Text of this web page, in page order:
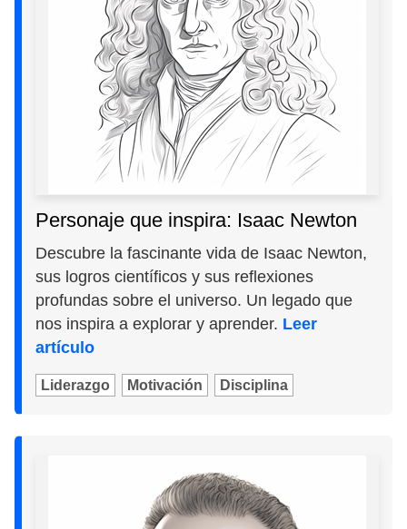
Personaje que inspira: Isaac Newton
Descubre la fascinante vida de Isaac Newton,
sus logros científicos y sus reflexiones
profundas sobre el universo. Un legado que
nos inspira a explorar y aprender. Leer
artículo
Liderazgo Motivación Disciplina